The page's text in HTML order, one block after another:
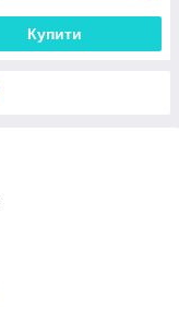
Купити